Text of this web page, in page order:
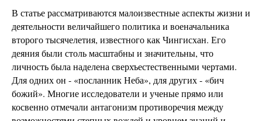
В статье рассматриваются малоизвестные аспекты жизни и
деятельности величайшего политика и военачальника
второго тысячелетия, известного как Чингисхан. Его
деяния были столь масштабны и значительны, что
личность была наделена сверхъестественными чертами.
Для одних он - «посланник Неба», для других - «бич
божий». Многие исследователи и ученые прямо или
косвенно отмечали антагонизм противоречия между